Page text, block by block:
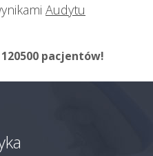
Audytu
pacjentów!